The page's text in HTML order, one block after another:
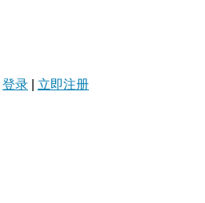
登录 立即注册